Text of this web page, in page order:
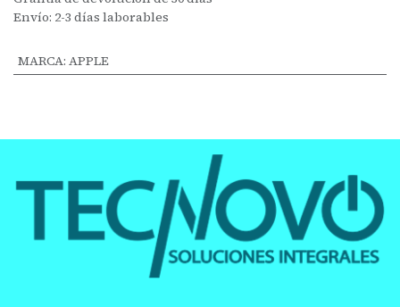
Envío: 2-3 días laborables
MARCA: APPLE